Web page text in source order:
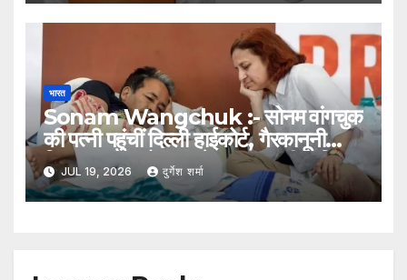
भारत
Sonam Wangchuk :- सोनम वांगचुक
की पत्नी पहुंचीं दिल्ली हाईकोर्ट, गैरकानूनी
हिरासत का आरोप लगाते हुए दायर की याचिका
JUL 19, 2026 दुर्गेश शर्मा